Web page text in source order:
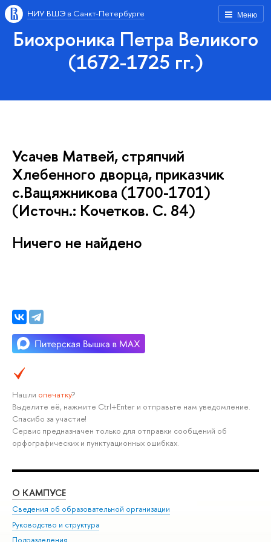
Меню
НИУ ВШЭ в Санкт-Петербурге
Биохроника Петра Великого
(1672-1725 гг.)
Усачев Матвей, стряпчий
Хлебенного дворца, приказчик
с.Ващяжникова (1700-1701)
(Источн.: Кочетков. С. 84)
Ничего не найдено
Нашли опечатку?
Выделите её, нажмите Ctrl+Enter и отправьте нам уведомление.
Спасибо за участие!
Сервис предназначен только для отправки сообщений об
орфографических и пунктуационных ошибках.
О КАМПУСЕ
Сведения об образовательной организации
Руководство и структура